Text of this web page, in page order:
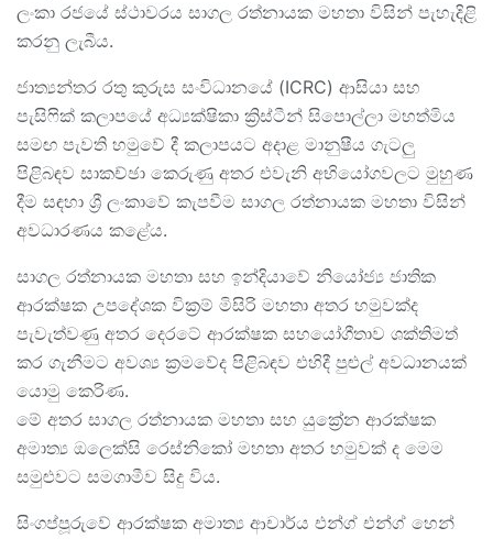
ලංකා රජයේ ස්ථාවරය සාගල රත්නායක මහතා විසින් පැහැදිළි
කරනු ලැබීය.
ජාත්‍යන්තර රතු කුරුස සංවිධානයේ (ICRC) ආසියා සහ
පැසිෆික් කලාපයේ අධ්‍යක්ෂිකා ක්‍රිස්ටීන් සිපොල්ලා මහත්මිය
සමඟ පැවති හමුවේ දී කලාපයට අදාළ මානුෂීය ගැටලු
පිළිබඳව සාකච්ඡා කෙරුණු අතර එවැනි අභියෝගවලට මුහුණ
දීම සඳහා ශ්‍රී ලංකාවේ කැපවීම සාගල රත්නායක මහතා විසින්
අවධාරණය කළේය.
සාගල රත්නායක මහතා සහ ඉන්දියාවේ නියෝජ්‍ය ජාතික
ආරක්ෂක උපදේශක වික්‍රම් මිසිරි මහතා අතර හමුවක්ද
පැවැත්වණු අතර දෙරටේ ආරක්ෂක සහයෝගීතාව ශක්තිමත්
කර ගැනීමට අවශ්‍ය ක්‍රමවේද පිළිබඳව එහිදී පුළුල් අවධානයක්
යොමු කෙරිණ.
මේ අතර සාගල රත්නායක මහතා සහ යුක්‍රේන ආරක්ෂක
අමාත්‍ය ඔලෙක්සි රෙස්නිකෝ මහතා අතර හමුවක් ද මෙම
සමුළුවට සමගාමීව සිදු විය.
සිංගප්පූරුවේ ආරක්ෂක අමාත්‍ය ආචාර්ය එන්ග් එන්ග් හෙන්